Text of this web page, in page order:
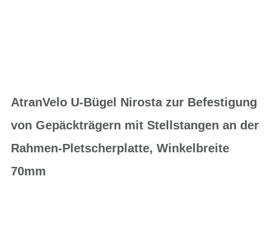
AtranVelo U-Bügel Nirosta zur Befestigung
von Gepäckträgern mit Stellstangen an der
Rahmen-Pletscherplatte, Winkelbreite
70mm